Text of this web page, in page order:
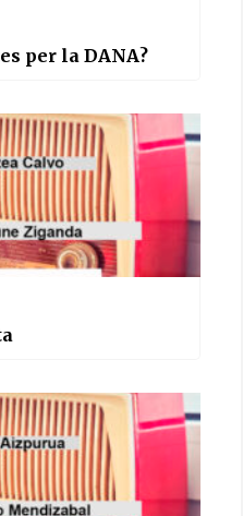
per la DANA?